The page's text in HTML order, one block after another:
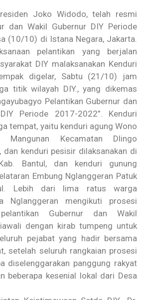
Joko Widodo, telah resmi
dan Wakil Gubernur DIY Periode
(10/10) di Istana Negara, Jakarta.
pelantikan yang berjalan
DIY malaksanakan Kenduri
digelar, Sabtu (21/10) jam
titik wilayah DIY., yang dikemas
Pelantikan Gubernur dan
Periode 2017-2022”. Kenduri
tempat, yaitu kenduri agung Wono
Mangunan Kecamatan Dlingo
dan kenduri pesisir dilaksanakan di
Bantul, dan kenduri gunung
Embung Nglanggeran Patuk
Lebih dari lima ratus warga
Nglanggeran mengikuti prosesi
pelantikan Gubernur dan Wakil
dengan kirab tumpeng untuk
pejabat yang hadir bersama
setelah seluruh rangkaian prosesi
diselenggarakan panggung rakyat
beberapa kesenial lokal dari Desa